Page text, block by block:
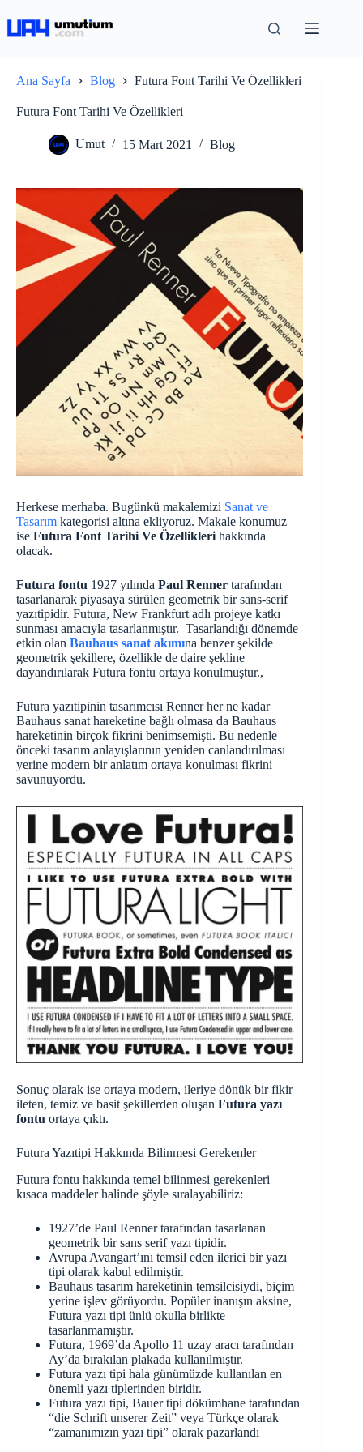
Ana Sayfa Blog Futura Font Tarihi Ve Özellikleri
Futura Font Tarihi Ve Özellikleri
Umut 15 Mart 2021 Blog
Herkese merhaba. Bugünkü makalemizi Sanat ve
Tasarım kategorisi altına ekliyoruz. Makale konumuz
ise Futura Font Tarihi Ve Özellikleri hakkında
olacak.
Futura fontu 1927 yılında Paul Renner tarafından
tasarlanarak piyasaya sürülen geometrik bir sans-serif
yazıtipidir. Futura, New Frankfurt adlı projeye katkı
sunması amacıyla tasarlanmıştır. Tasarlandığı dönemde
etkin olan Bauhaus sanat akımına benzer şekilde
geometrik şekillere, özellikle de daire şekline
dayandırılarak Futura fontu ortaya konulmuştur.,
Futura yazıtipinin tasarımcısı Renner her ne kadar
Bauhaus sanat hareketine bağlı olmasa da Bauhaus
hareketinin birçok fikrini benimsemişti. Bu nedenle
önceki tasarım anlayışlarının yeniden canlandırılması
yerine modern bir anlatım ortaya konulması fikrini
savunuyordu.
Sonuç olarak ise ortaya modern, ileriye dönük bir fikir
ileten, temiz ve basit şekillerden oluşan Futura yazı
fontu ortaya çıktı.
Futura Yazıtipi Hakkında Bilinmesi Gerekenler
Futura fontu hakkında temel bilinmesi gerekenleri
kısaca maddeler halinde şöyle sıralayabiliriz:
1927’de Paul Renner tarafından tasarlanan
geometrik bir sans serif yazı tipidir.
Avrupa Avangart’ını temsil eden ilerici bir yazı
tipi olarak kabul edilmiştir.
Bauhaus tasarım hareketinin temsilcisiydi, biçim
yerine işlev görüyordu. Popüler inanışın aksine,
Futura yazı tipi ünlü okulla birlikte
tasarlanmamıştır.
Futura, 1969’da Apollo 11 uzay aracı tarafından
Ay’da bırakılan plakada kullanılmıştır.
Futura yazı tipi hala günümüzde kullanılan en
önemli yazı tiplerinden biridir.
Futura yazı tipi, Bauer tipi dökümhane tarafından
“die Schrift unserer Zeit” veya Türkçe olarak
“zamanımızın yazı tipi” olarak pazarlandı